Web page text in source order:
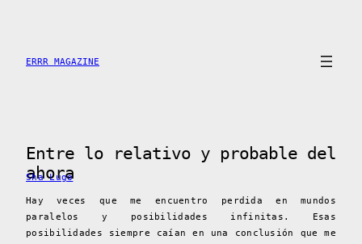
contenido
ERRR MAGAZINE
Entre lo relativo y probable del
ahora
Sha Lugo
Hay veces que me encuentro perdida en mundos
paralelos y posibilidades infinitas. Esas
posibilidades siempre caían en una conclusión que me